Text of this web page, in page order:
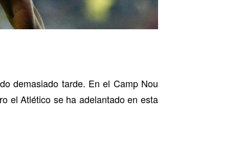
demasiado tarde. En el Camp Nou
el Atlético se ha adelantado en esta